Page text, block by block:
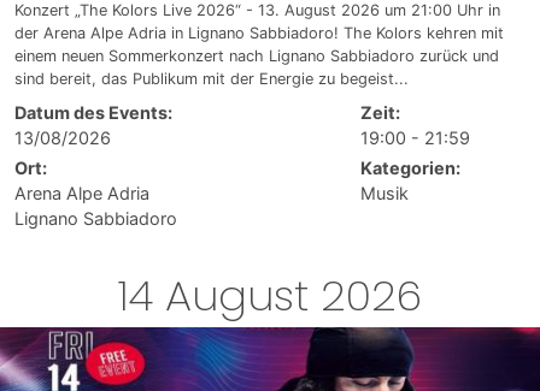
Konzert „The Kolors Live 2026“ - 13. August 2026 um 21:00 Uhr in
der Arena Alpe Adria in Lignano Sabbiadoro! The Kolors kehren mit
einem neuen Sommerkonzert nach Lignano Sabbiadoro zurück und
sind bereit, das Publikum mit der Energie zu begeist...
Datum des Events:
13/08/2026
Zeit:
19:00 - 21:59
Ort:
Arena Alpe Adria
Lignano Sabbiadoro
Kategorien:
Musik
14 August 2026